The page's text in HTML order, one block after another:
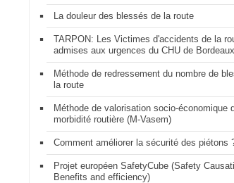
La douleur des blessés de la route
TARPON: Les Victimes d'accidents de la
admises aux urgences du CHU de Bordeaux
Méthode de redressement du nombre de
la route
Méthode de valorisation socio-économique
morbidité routière (M-Vasem)
Comment améliorer la sécurité des piétons
Projet européen SafetyCube (Safety
Benefits and efficiency)